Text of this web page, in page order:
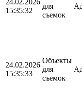
15:35:32
для
съемок
24.02.2026
15:35:33
Объекты
для
съемок